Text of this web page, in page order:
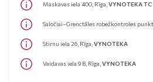
Maskavas iela 400, Rīga, VYNOTEKA
Saločiai–Grenctāles robežkontroles
Stirnu iela 26, Rīga, VYNOTEKA
Vaidavas iela 9 B, Rīga, VYNOTEKA